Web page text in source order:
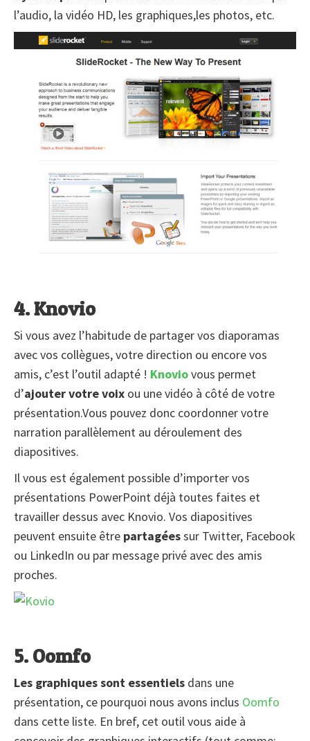
l’audio, la vidéo HD, les graphiques,les photos, etc.
4. Knovio
Si vous avez l’habitude de partager vos diaporamas
avec vos collègues, votre direction ou encore vos
amis, c’est l’outil adapté ! Knoviovous permet
d’ajouter votre voix ou une vidéo à côté de votre
présentation.Vous pouvez donc coordonner votre
narration parallèlement au déroulement des
diapositives.
Il vous est également possible d’importer vos
présentations PowerPoint déjà toutes faites et
travailler dessus avec Knovio. Vos diapositives
peuvent ensuite être partagéessur Twitter, Facebook
ou LinkedIn ou par message privé avec des amis
proches.
5. Oomfo
Les graphiques sont essentiels dans une
présentation, ce pourquoi nous avons inclus Oomfo
dans cette liste. En bref, cet outil vous aide à